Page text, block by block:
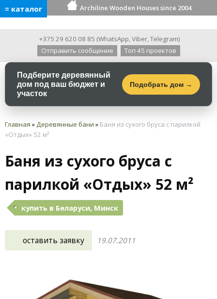
≡ каталог Archiline Wooden Houses since 2004
+375 29 620 08 85 (WhatsApp,Viber,Telegram)
Отправить сообщение
Топ 45 проектов
Подберите деревянный
дом под ваш бюджет и
участок
Подобрать дом →
Главная »Деревянные бани » Баня из сухого бруса с парилкой
«Отдых» 52 м²
Баня из сухого бруса с
парилкой «Отдых» 52 м²
купить в Беларуси, Минск
оставить заявку 19.07.2011